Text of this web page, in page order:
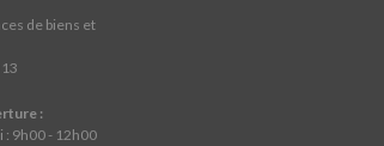
de biens et
:
: 9h00 - 12h00